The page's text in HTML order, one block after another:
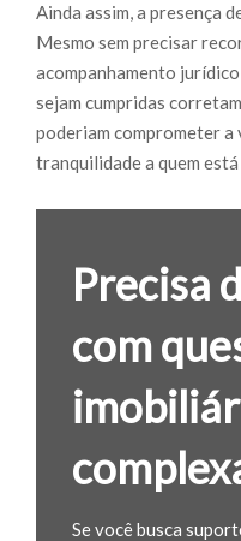
Ainda assim, a presença
Mesmo sem precisar
acompanhamento
sejam cumpridas
poderiam comprometer a
tranquilidade a quem
Precisa
com
Se você busca